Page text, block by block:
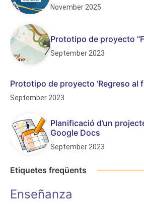
November 2025
Prototipo de proyecto
September 2023
Prototipo de proyecto ‘Regreso al
September 2023
Planificació d’un
Google Docs
September 2023
Etiquetes freqüents
Enseñanza